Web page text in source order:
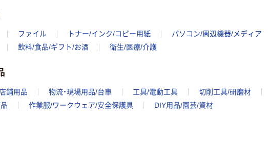
ファイル トナー/インク/コピー用紙 パソコン/周辺機器/メディア
飲料/食品/ギフト/お酒 衛生/医療/介護
舗用品 物流・現場用品/台車 工具/電動工具 切削工具/研磨材
作業服/ワークウェア/安全保護具 DIY用品/園芸/資材